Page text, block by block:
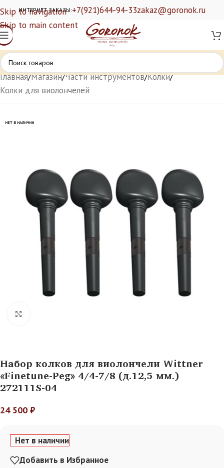
Skip to navigation
Skip to main content
ИНТЕРНЕТ ЗАКАЗЫ:+7(921)644-94-33zakaz@goronok.ru
Главная/Магазин/Части инструментов/Колки/
Колки для виолончелей
НЕТ В НАЛИЧИИ
Набор колков для виолончели Wittner
«Finetune-Peg» 4/4-7/8 (д.12,5 мм.)
272111S-04
24 500 ₽
Нет в наличии
Добавить в Избранное